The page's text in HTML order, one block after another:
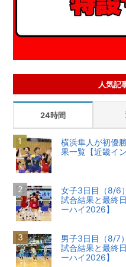
人気記
24時間
横浜隼人が初優
果一覧【近畿イ
女子3日目（8/6
試合結果と最終
ーハイ2026】
男子3日目（8/7
試合結果と最終
ーハイ2026】